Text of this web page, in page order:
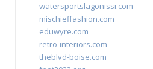
watersportslagonissi.com
mischieffashion.com
eduwyre.com
retro-interiors.com
theblvd-boise.com